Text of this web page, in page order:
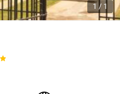
1 / 1